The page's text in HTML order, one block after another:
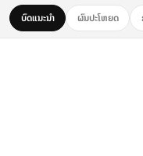
ບົດແນະນຳ ຜົນປະໂຫຍດ